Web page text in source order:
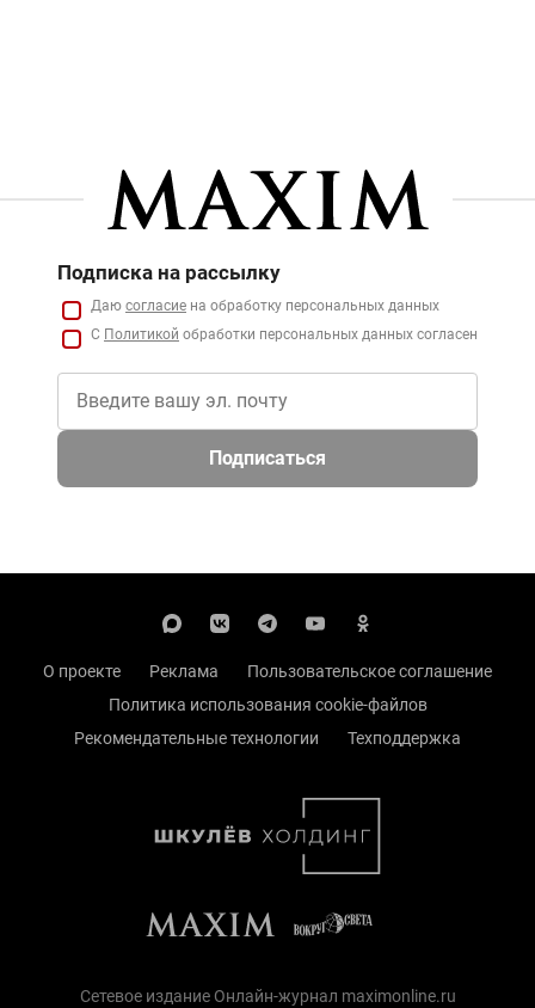
Подписка на рассылку
Даю согласие на обработку персональных данных
С Политикой обработки персональных данных согласен
Подписаться
О проекте Реклама
Пользовательское соглашение
Политика использования cookie-файлов
Рекомендательные технологии
Техподдержка
Сетевое издание Онлайн-журнал maximonline.ru